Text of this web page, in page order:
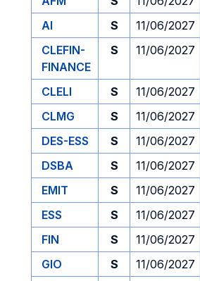
AI
S 11/06/2027
CLEFIN-
FINANCE
S 11/06/2027
CLELI S 11/06/2027
CLMG
S 11/06/2027
DES-ESS
S 11/06/2027
DSBA
S 11/06/2027
EMIT
S 11/06/2027
ESS
S 11/06/2027
FIN
S 11/06/2027
GIO
S 11/06/2027